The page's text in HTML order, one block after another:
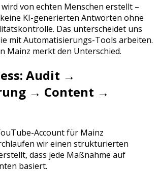
von echten Menschen erstellt –
KI-generierten Antworten ohne
Das unterscheidet uns
mit Automatisierungs-Tools arbeiten.
Mainz merkt den Unterschied.
Audit →
→ Content →
-Account für Mainz
wir einen strukturierten
dass jede Maßnahme auf
basiert.